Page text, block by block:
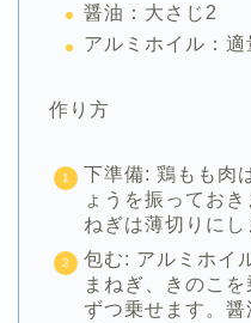
醤油：大さじ2
アルミホイル：適
作り方
下準備: 鶏もも肉
ょうを振ってお
ねぎは薄切りにし
包む: アルミホイ
まねぎ、きのこ
ずつ乗せます。